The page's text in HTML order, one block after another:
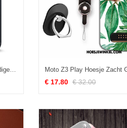
Moto Z3 Play Hoesje Hoes Eenvoudige Zacht, Moto Z3 Play Hoesje Leer Groen
€ 17.80 € 32.00